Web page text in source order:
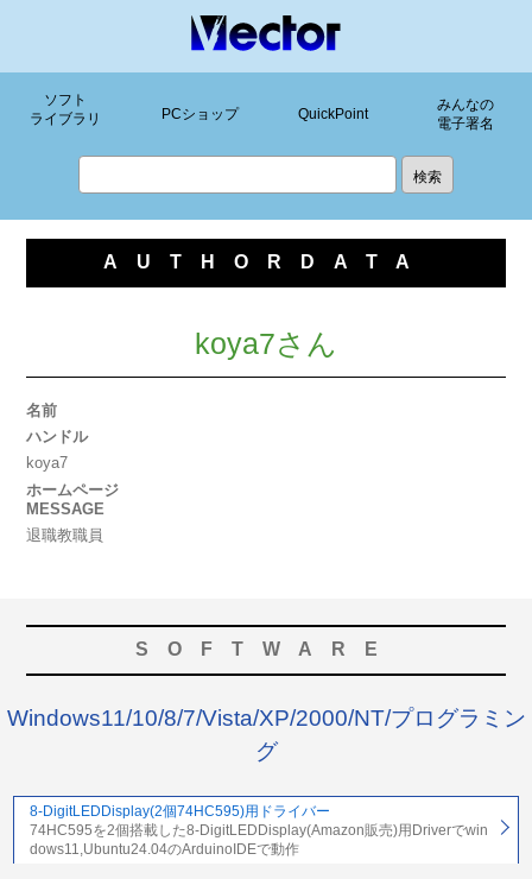
ソフト
ライブラリ
PCショップ QuickPoint
みんなの
電子署名
AUTHORDATA
koya7さん
名前
ハンドル
koya7
ホームページ
MESSAGE
退職教職員
SOFTWARE
Windows11/10/8/7/Vista/XP/2000/NT/プログラミン
グ
8-DigitLEDDisplay(2個74HC595)用ドライバー
74HC595を2個搭載した8-DigitLEDDisplay(Amazon販売)用Driverでwin
dows11,Ubuntu24.04のArduinoIDEで動作